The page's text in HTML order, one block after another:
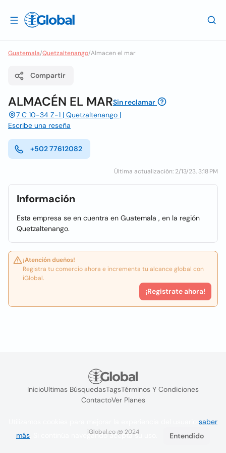
Guatemala/Quetzaltenango/Almacen el mar
Compartir
ALMACÉN EL MARSin reclamar
7 C 10-34 Z-1 | Quetzaltenango |
Escribe una reseña
+502 77612082
Última actualización: 2/13/23, 3:18 PM
Información
Esta empresa se en cuentra en Guatemala , en la región
Quetzaltenango.
¡Atención dueños!
Registra tu comercio ahora e incrementa tu alcance global con
iGlobal.
¡Registrate ahora!
InicioUltimas BúsquedasTagsTérminos Y Condiciones
ContactoVer Planes
iGlobal.co @ 2024
saber
más . Si continúa navegando acepta su uso. Entendido